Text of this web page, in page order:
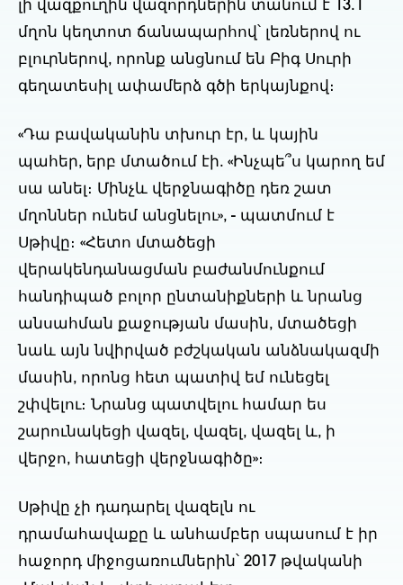
լի վազքուղին վազորդներին տանում է 13.1
մղոն կեղտոտ ճանապարհով՝ լեռներով ու
բլուրներով, որոնք անցնում են Բիգ Սուրի
գեղատեսիլ ափամերձ գծի երկայնքով։
«Դա բավականին տխուր էր, և կային
պահեր, երբ մտածում էի. «Ինչպե՞ս կարող եմ
սա անել։ Մինչև վերջնագիծը դեռ շատ
մղոններ ունեմ անցնելու», - պատմում է
Սթիվը։ «Հետո մտածեցի
վերակենդանացման բաժանմունքում
հանդիպած բոլոր ընտանիքների և նրանց
անսահման քաջության մասին, մտածեցի
նաև այն նվիրված բժշկական անձնակազմի
մասին, որոնց հետ պատիվ եմ ունեցել
շփվելու։ Նրանց պատվելու համար ես
շարունակեցի վազել, վազել, վազել և, ի
վերջո, հատեցի վերջնագիծը»։
Սթիվը չի դադարել վազելն ու
դրամահավաքը և անհամբեր սպասում է իր
հաջորդ միջոցառումներին՝ 2017 թվականի